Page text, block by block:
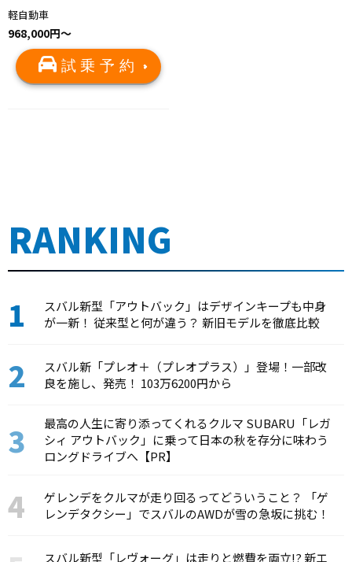
軽自動車
968,000円～
試乗予約
RANKING
スバル新型「アウトバック」はデザインキープも中身
が一新！ 従来型と何が違う？ 新旧モデルを徹底比較
スバル新「プレオ＋（プレオプラス）」登場！一部改
良を施し、発売！ 103万6200円から
最高の人生に寄り添ってくれるクルマ SUBARU「レガ
シィ アウトバック」に乗って日本の秋を存分に味わう
ロングドライブへ【PR】
ゲレンデをクルマが走り回るってどういうこと？ 「ゲ
レンデタクシー」でスバルのAWDが雪の急坂に挑む！
スバル新型「レヴォーグ」は走りと燃費を両立!? 新エ